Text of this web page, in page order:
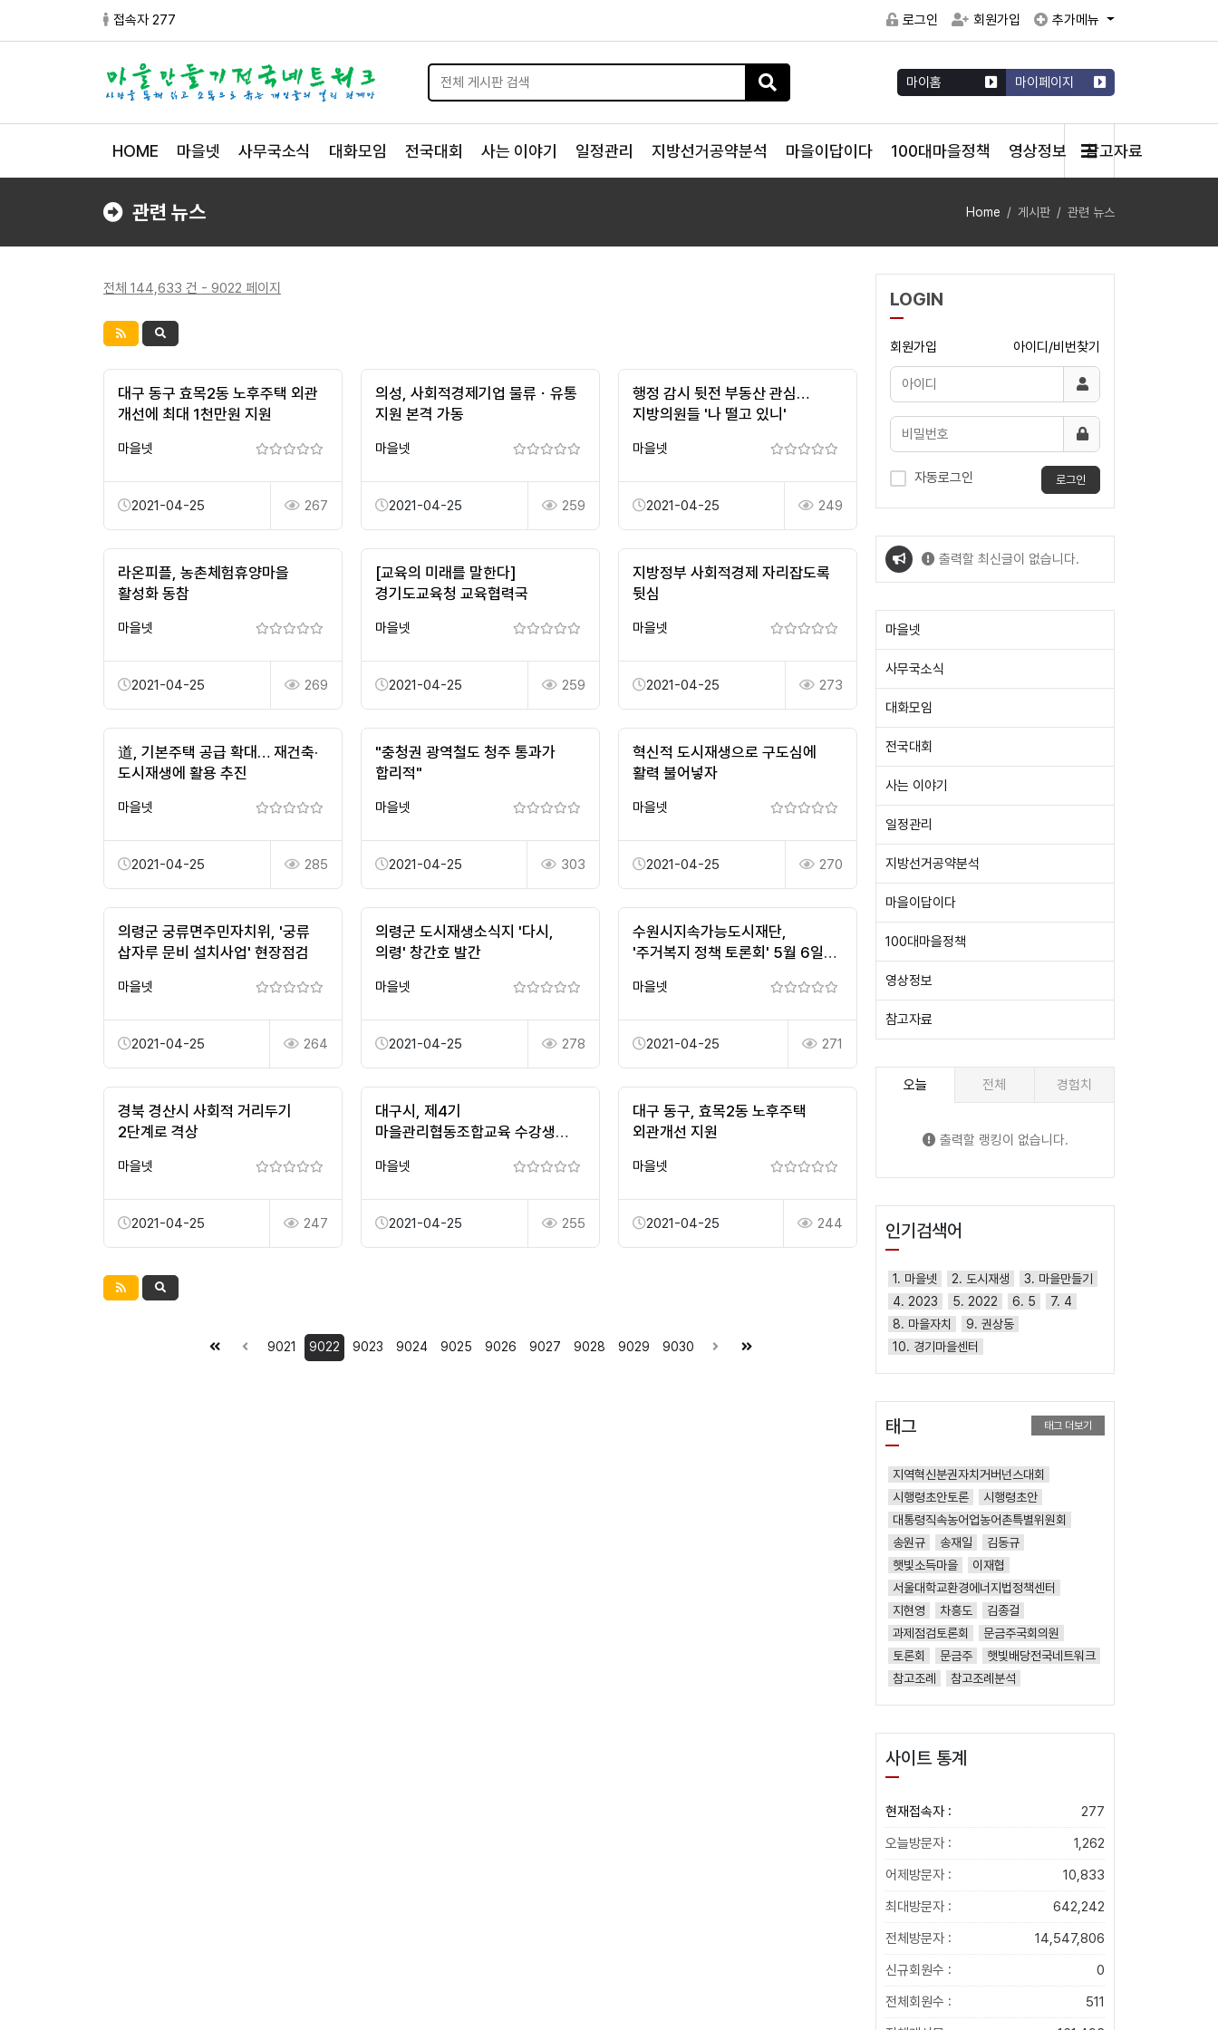
접속자 277 로그인 회원가입 추가메뉴
마이홈 마이페이지
HOME 마을넷 사무국소식 대화모임 전국대회 사는 이야기 일정관리 지방선거공약분석 마을이답이다 100대마을정책 영상정보 참고자료
관련 뉴스 Home 게시판 관련 뉴스
전체 144,633 건 - 9022 페이지
대구 동구 효목2동 노후주택 외관
개선에 최대 1천만원 지원
마을넷
2021-04-25 267
의성, 사회적경제기업 물류ㆍ유통
지원 본격 가동
마을넷
2021-04-25 259
행정 감시 뒷전 부동산 관심…
지방의원들 '나 떨고 있니'
마을넷
2021-04-25 249
라온피플, 농촌체험휴양마을
활성화 동참
마을넷
2021-04-25 269
[교육의 미래를 말한다]
경기도교육청 교육협력국
마을넷
2021-04-25 259
지방정부 사회적경제 자리잡도록
뒷심
마을넷
2021-04-25 273
道, 기본주택 공급 확대… 재건축·
도시재생에 활용 추진
마을넷
2021-04-25 285
"충청권 광역철도 청주 통과가
합리적"
마을넷
2021-04-25 303
혁신적 도시재생으로 구도심에
활력 불어넣자
마을넷
2021-04-25 270
의령군 궁류면주민자치위, '궁류
삽자루 문비 설치사업' 현장점검
마을넷
2021-04-25 264
의령군 도시재생소식지 '다시,
의령' 창간호 발간
마을넷
2021-04-25 278
수원시지속가능도시재단,
'주거복지 정책 토론회' 5월 6일
마을넷
2021-04-25 271
경북 경산시 사회적 거리두기
2단계로 격상
마을넷
2021-04-25 247
대구시, 제4기
마을관리협동조합교육 수강생
마을넷
2021-04-25 255
대구 동구, 효목2동 노후주택
외관개선 지원
마을넷
2021-04-25 244
9021 9022 9023 9024 9025 9026 9027 9028 9029 9030
LOGIN
회원가입 아이디/비번찾기
자동로그인 로그인
출력할 최신글이 없습니다.
마을넷
사무국소식
대화모임
전국대회
사는 이야기
일정관리
지방선거공약분석
마을이답이다
100대마을정책
영상정보
참고자료
오늘 전체 경험치
출력할 랭킹이 없습니다.
인기검색어
1. 마을넷 2. 도시재생
3. 마을만들기
4. 2023
5. 2022 6. 5
7. 4
8. 마을자치
9. 권상동
10. 경기마을센터
태그 태그 더보기
지역혁신분권자치거버넌스대회
시행령초안토론
시행령초안
대통령직속농어업농어촌특별위원회
송원규
송재일
김동규
햇빛소득마을
이재협
서울대학교환경에너지법정책센터
지현영
차흥도
김종걸
과제점검토론회
문금주국회의원
토론회
문금주
햇빛배당전국네트워크
참고조례
참고조례분석
사이트 통계
현재접속자 :
277
오늘방문자 :
1,262
어제방문자 :
10,833
최대방문자 :
642,242
전체방문자 :
14,547,806
신규회원수 :
0
전체회원수 :
511